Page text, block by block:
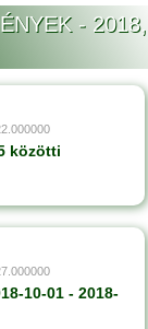
- 2018,
közötti
10-01 - 2018-